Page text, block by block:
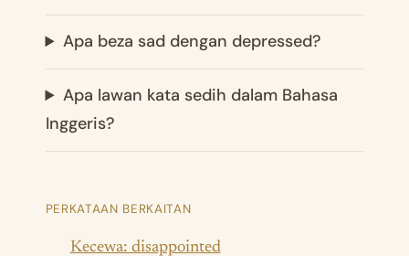
Apa beza sad dengan depressed?
Apa lawan kata sedih dalam Bahasa
Inggeris?
PERKATAAN BERKAITAN
Kecewa: disappointed